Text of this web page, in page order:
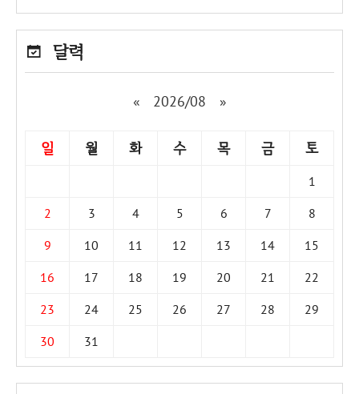
달력
« 2026/08 »
일 월 화 수 목 금 토
1
2
3 4 5 6 7
8
9
10 11 12 13 14
15
16
17 18 19 20 21
22
23
24 25 26 27 28
29
30
31